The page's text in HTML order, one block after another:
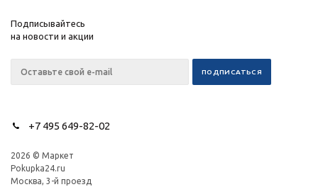
Подписывайтесь
на новости и акции
+7 495 649-82-02
2026 © Маркет
Pokupka24.ru
Москва, 3-й проезд